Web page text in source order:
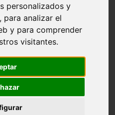
personalizados y
para analizar el
y para comprender
visitantes.
gatos2. Artículos
en comportamientofelino.es.